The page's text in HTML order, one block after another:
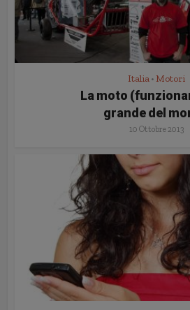
Italia • Motori
La moto
grande del
10 Ottobre 2013